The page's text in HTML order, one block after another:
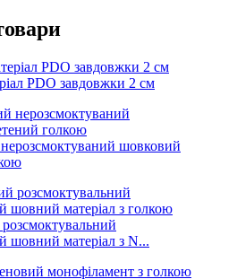
PDO завдовжки 2 см
шовковий
шовний матеріал з N...